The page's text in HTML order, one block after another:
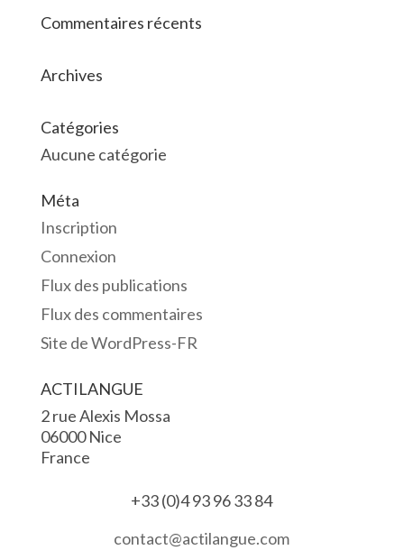
Commentaires récents
Archives
Catégories
Aucune catégorie
Méta
Inscription
Connexion
Flux des publications
Flux des commentaires
Site de WordPress-FR
ACTILANGUE
2 rue Alexis Mossa
06000 Nice
France
+33 (0)4 93 96 33 84
contact@actilangue.com